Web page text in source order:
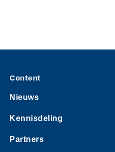
Content
Nieuws
Kennisdeling
Partners